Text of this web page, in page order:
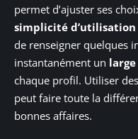
permet d’ajuster ses
simplicité d’utilisation
de renseigner quelques
instantanément un
chaque profil. Utiliser
peut faire toute la
bonnes affaires.